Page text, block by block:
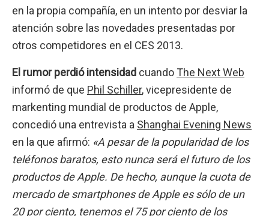
en la propia compañía, en un intento por desviar la
atención sobre las novedades presentadas por
otros competidores en el CES 2013.
El rumor perdió intensidad cuando The Next Web
informó de que Phil Schiller, vicepresidente de
markenting mundial de productos de Apple,
concedió una entrevista a Shanghai Evening News
en la que afirmó: «A pesar de la popularidad de los
teléfonos baratos, esto nunca será el futuro de los
productos de Apple. De hecho, aunque la cuota de
mercado de smartphones de Apple es sólo de un
20 por ciento, tenemos el 75 por ciento de los